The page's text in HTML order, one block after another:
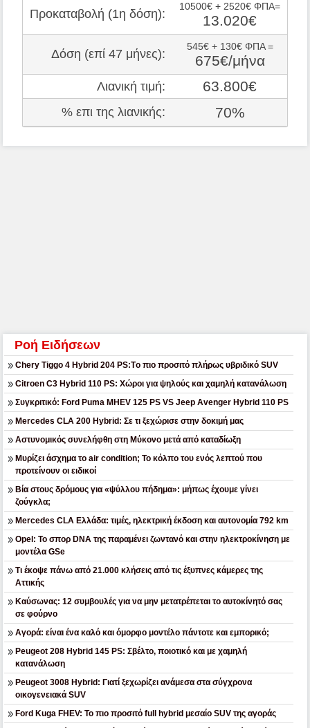
Προκαταβολή (1η δόση):
10500€ + 2520€ ΦΠΑ=
13.020€
Δόση (επί 47 μήνες):
545€ + 130€ ΦΠΑ =
675€/μήνα
Λιανική τιμή: 63.800€
% επι της λιανικής: 70%
Ροή Ειδήσεων
Chery Tiggo 4 Hybrid 204 PS:Tο πιο προσιτό πλήρως υβριδικό SUV
Citroen C3 Hybrid 110 PS: Χώροι για ψηλούς και χαμηλή κατανάλωση
Συγκριτικό: Ford Puma MHEV 125 PS VS Jeep Avenger Hybrid 110 PS
Mercedes CLA 200 Hybrid: Σε τι ξεχώρισε στην δοκιμή μας
Αστυνομικός συνελήφθη στη Μύκονο μετά από καταδίωξη
Μυρίζει άσχημα το air condition; Το κόλπο του ενός λεπτού που
προτείνουν οι ειδικοί
Βία στους δρόμους για «ψύλλου πήδημα»: μήπως έχουμε γίνει
ζούγκλα;
Mercedes CLA Ελλάδα: τιμές, ηλεκτρική έκδοση και αυτονομία 792 km
Opel: Το σπορ DNA της παραμένει ζωντανό και στην ηλεκτροκίνηση με
μοντέλα GSe
Τι έκοψε πάνω από 21.000 κλήσεις από τις έξυπνες κάμερες της
Αττικής
Καύσωνας: 12 συμβουλές για να μην μετατρέπεται το αυτοκίνητό σας
σε φούρνο
Αγορά: είναι ένα καλό και όμορφο μοντέλο πάντοτε και εμπορικό;
Peugeot 208 Hybrid 145 PS: Σβέλτο, ποιοτικό και με χαμηλή
κατανάλωση
Peugeot 3008 Hybrid: Γιατί ξεχωρίζει ανάμεσα στα σύγχρονα
οικογενειακά SUV
Ford Kuga FHEV: Το πιο προσιτό full hybrid μεσαίο SUV της αγοράς